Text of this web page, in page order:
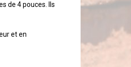
de 4 pouces. Ils
et en